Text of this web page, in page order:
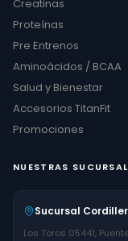
Creatinas
Proteínas
Pre Entrenos
Aminoácidos / BCAA
Salud y Bienestar
Accesorios TitanFit
Promociones
NUESTRAS
Sucursal
Los Toros 05441,